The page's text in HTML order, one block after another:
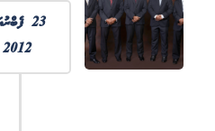
23
2012